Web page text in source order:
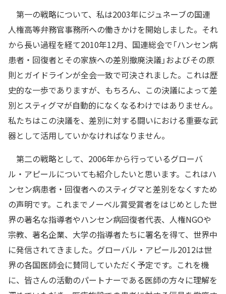
第一の戦略について、私は2003年にジュネーブの国連
人権高等弁務官事務所への働きかけを開始しました。それ
から長い過程を経て2010年12月、国連総会で「ハンセン病
患者・回復者とその家族への差別撤廃決議」およびその原
則とガイドラインが全会一致で可決されました。これは歴
史的な一歩でありますが、もちろん、この決議によって差
別とスティグマが自動的になくなるわけではありません。
私たちはこの決議を、差別に対する闘いにおける重要な武
器として活用していかなければなりません。
第二の戦略として、2006年から行っているグローバ
ル・アピールについても紹介したいと思います。これはハ
ンセン病患者・回復者へのスティグマと差別をなくすため
の声明です。これまでノーベル賞受賞者をはじめとした世
界の著名な指導者やハンセン病回復者代表、人権NGOや
宗教、著名企業、大学の指導者たちに署名を得て、世界中
に発信されてきました。グローバル・アピール2012は世
界の各国医師会に賛同していただく予定です。これを機
に、皆さんの活動のパートナーである医師の方々に理解を